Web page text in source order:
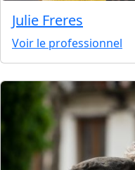
Julie Freres
Voir le professionnel